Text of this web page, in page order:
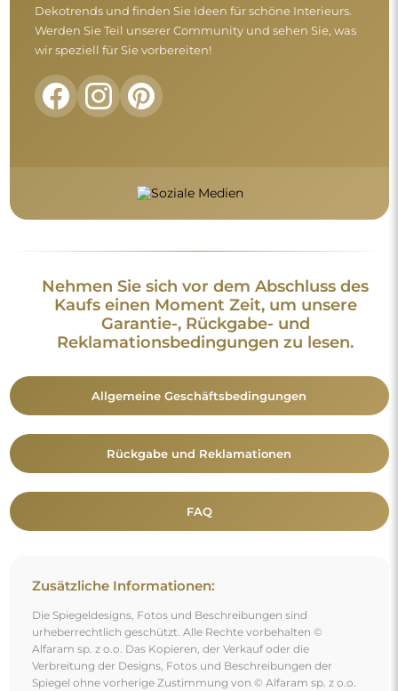
Dekotrends und finden Sie Ideen für schöne Interieurs.
Werden Sie Teil unserer Community und sehen Sie, was
wir speziell für Sie vorbereiten!
Nehmen Sie sich vor dem Abschluss des
Kaufs einen Moment Zeit, um unsere
Garantie-, Rückgabe- und
Reklamationsbedingungen zu lesen.
Allgemeine Geschäftsbedingungen
Rückgabe und Reklamationen
FAQ
Zusätzliche Informationen:
Die Spiegeldesigns, Fotos und Beschreibungen sind
urheberrechtlich geschützt. Alle Rechte vorbehalten ©
Alfaram sp. z o.o. Das Kopieren, der Verkauf oder die
Verbreitung der Designs, Fotos und Beschreibungen der
Spiegel ohne vorherige Zustimmung von © Alfaram sp. z o.o.